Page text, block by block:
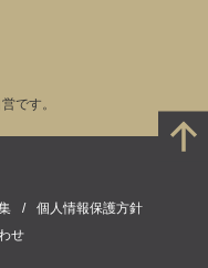
です。
個人情報保護方針
せ